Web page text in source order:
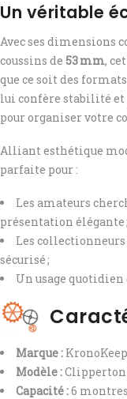
Un véritable
Avec ses dimensions
coussins de 53 mm,
que ce soit des
lui confère stabilité et
pour organiser votre
Alliant esthétique
parfaite pour :
Les amateurs
présentation élégante ;
Les
sécurisé ;
Un usage
Marque :
Modèle :Clipperton
Capacité :6 montres